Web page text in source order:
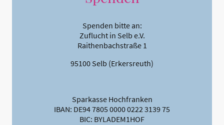
Spenden bitte an:
Zuflucht in Selb e.V.
Raithenbachstraße 1
95100 Selb (Erkersreuth)
Sparkasse Hochfranken
IBAN: DE94 7805 0000 0222 3139 75
BIC: BYLADEM1HOF